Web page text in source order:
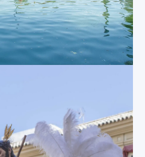
est rapidement
devenue l'un des
sites les plus
populaires de
Séville. Utilisée
franchise Star Wars,
la Plaza de España
est l'un des sites les
plus célèbres de